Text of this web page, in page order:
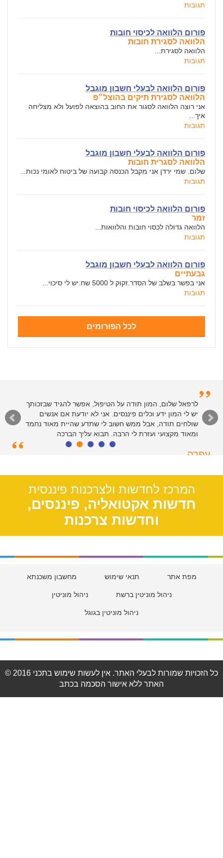
תגובות
פורום הלוואה לכיסוי חובות
הלוואה לסגירת חובות
הלוואה לסגירת...
תגובות
פורום הלוואה לבעלי חשבון מוגבל
הלוואה לסגירת תיקים בהוצל״פ
אני רוצה הלוואה לסגור את החוב בהוצאה לפועל ולא מצליחה
איך...
תגובות
פורום הלוואה לבעלי חשבון מוגבל
הלוואה לסגרית חובות
שלום. שמי ירדן אני מקבל הכנסה קבועה של ביטוח לאומי נכות...
תגובות
פורום הלוואה לכיסוי חובות
זמר
הלוואה גדולה לכסוי חובות והלוואות...
תגובות
פורום הלוואה לבעלי חשבון מוגבל
גבעתיים
אני בפשר בשלב של הסדר.זקוק ל 5000 שח.יש לי סיכוי...
תגובות
לכל הפורומים
לרפאל שלום, המון תודה על הטיפול, אפשר להגיד שבזכותך
יש לי המון ידע וכלים פיננסים. אני לא יודעת אם אנשים
שולחים תודה, אבל ממש חשוב לי שתדע שהיית מאוד נחמד
ומאוד מקצועי ועזרת לי הרבה. תבוא עליך הברכה
עפרה
המרכז לחדשות ולצרכנות פיננסית
חדשות אקטואליה, פיננסים,
וחדשות צרכנות
מפת אתר תנאי שימוש מחשבון משכנתא
ניהול מוניטין ברשת ניהול מוניטין
ניהול מוניטין בגוגל
© 2016 כל הזכויות שמורות לבעלי האתר. אין לעשות שימוש בתכני
האתר ללא אישור הסכמה בכתב